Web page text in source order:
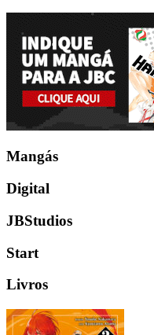
Mangás
Digital
JBStudios
Start
Livros